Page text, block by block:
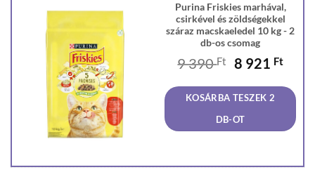
Purina Friskies marhával,
csirkével és zöldségekkel
száraz macskaeledel 10 kg - 2
db-os csomag
9 390Ft
Original
was:
9
390 Ft.
8 921 Ft
is:
921
KOSÁRBA TESZEK 2
DB-OT